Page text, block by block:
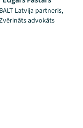
Latvija partneris,
advokāts